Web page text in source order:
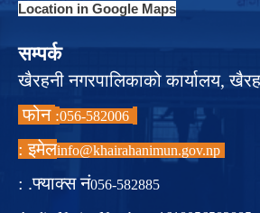
Location in Google Maps
सम्पर्क
खैरहनी नगरपालिकाको कार्यालय,
फोन :
इमेल :info@khairahanimun.gov.np
फ्याक्स नं. :056-582885